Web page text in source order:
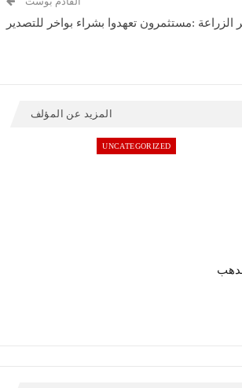
الزراعة :مستثمرون تعهدوا بشراء بواخر للتصدير
المزيد عن المؤلف
UNCATEGORIZED